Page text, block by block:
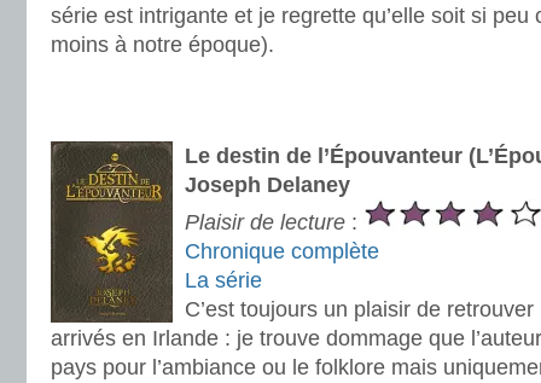
série est intrigante et je regrette qu’elle soit si peu
moins à notre époque).
Le destin de l’Épouvanteur
Joseph Delaney
Plaisir de lecture :
Chronique complète
La série
C’est toujours un plaisir de
arrivés en Irlande : je trouve dommage que
pays pour l’ambiance ou le folklore mais